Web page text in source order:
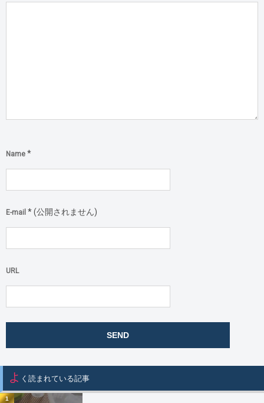
Name *
E-mail *(公開されません)
URL
よ く読まれている記事
1